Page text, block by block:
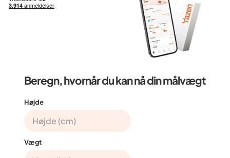
Beregn, hvornår du kan nå din målvægt
Højde
Vægt